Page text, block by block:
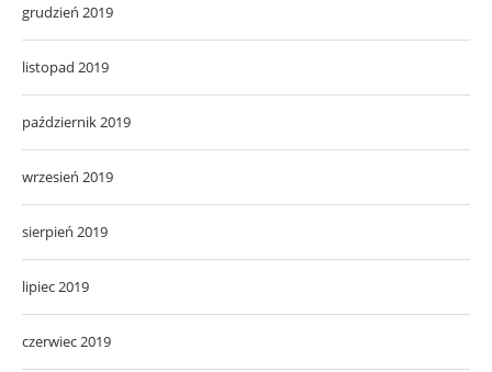
grudzień 2019
listopad 2019
październik 2019
wrzesień 2019
sierpień 2019
lipiec 2019
czerwiec 2019